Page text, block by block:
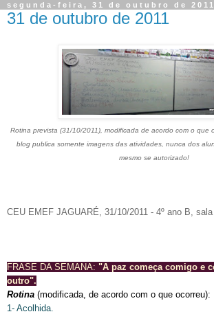
segunda-feira, 31 de outubro de 2011
31 de outubro de 2011
Rotina prevista (31/10/2011), modificada de acordo com o que
blog publica somente imagens das atividades, nunca dos
mesmo se autorizado!
CEU EMEF JAGUARÉ, 31/10/2011 - 4º ano B, sala
FRASE DA SEMANA: "A paz começa comigo e
outro".
Rotina (modificada, de acordo com o que ocorreu):
1- Acolhida.